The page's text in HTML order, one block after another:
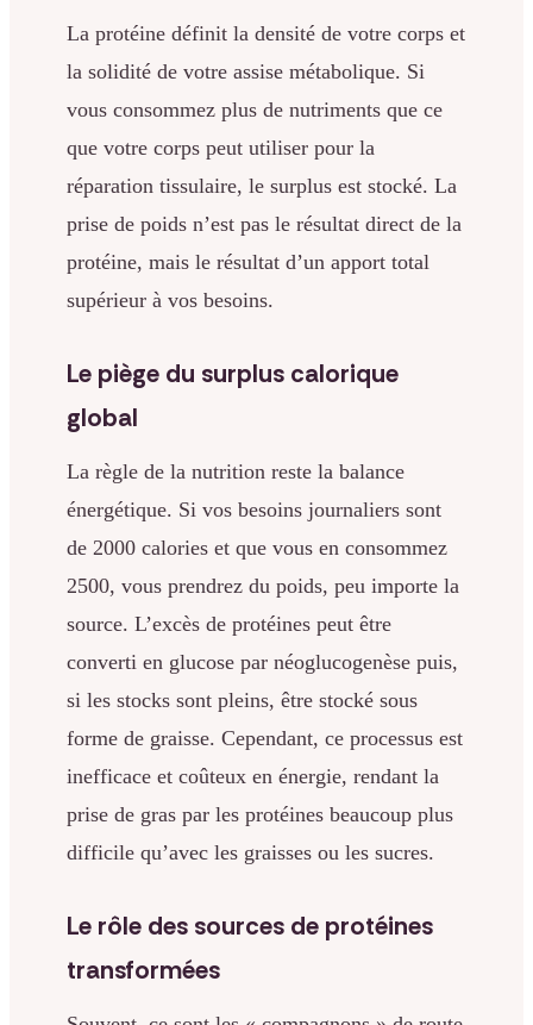
La protéine définit la densité de votre corps et
la solidité de votre assise métabolique. Si
vous consommez plus de nutriments que ce
que votre corps peut utiliser pour la
réparation tissulaire, le surplus est stocké. La
prise de poids n’est pas le résultat direct de la
protéine, mais le résultat d’un apport total
supérieur à vos besoins.
Le piège du surplus calorique
global
La règle de la nutrition reste la balance
énergétique. Si vos besoins journaliers sont
de 2000 calories et que vous en consommez
2500, vous prendrez du poids, peu importe la
source. L’excès de protéines peut être
converti en glucose par néoglucogenèse puis,
si les stocks sont pleins, être stocké sous
forme de graisse. Cependant, ce processus est
inefficace et coûteux en énergie, rendant la
prise de gras par les protéines beaucoup plus
difficile qu’avec les graisses ou les sucres.
Le rôle des sources de protéines
transformées